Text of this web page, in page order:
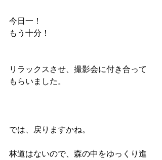
今日一！
もう十分！
リラックスさせ、撮影会に付き合って
もらいました。
では、戻りますかね。
林道はないので、森の中をゆっくり進